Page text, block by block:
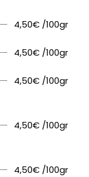
4,50€ /100gr
4,50€ /100gr
4,50€ /100gr
4,50€ /100gr
4,50€ /100gr